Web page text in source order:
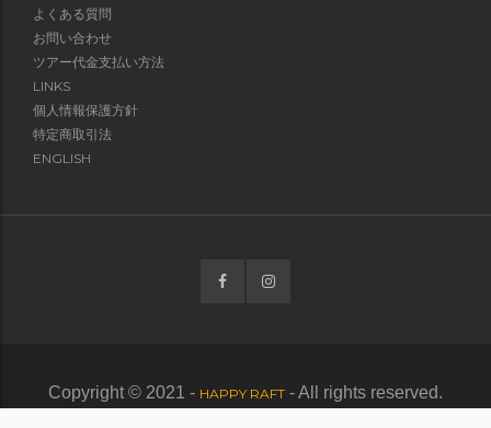
よくある質問
お問い合わせ
ツアー代金支払い方法
LINKS
個人情報保護方針
特定商取引法
ENGLISH
Copyright © 2021 - HAPPY RAFT - All rights reserved.